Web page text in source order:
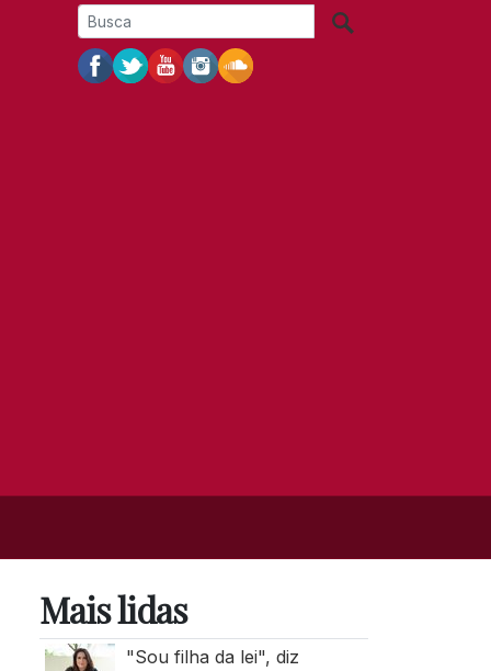
Mais lidas
"Sou filha da lei", diz